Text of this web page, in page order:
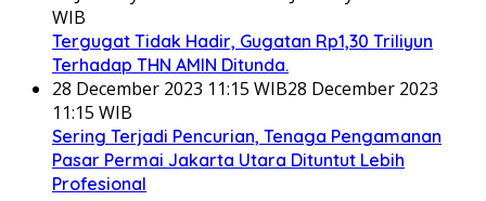
WIB
Tergugat Tidak Hadir, Gugatan Rp1,30 Triliyun
Terhadap THN AMIN Ditunda.
28 December 2023 11:15 WIB28 December 2023
11:15 WIB
Sering Terjadi Pencurian, Tenaga Pengamanan
Pasar Permai Jakarta Utara Dituntut Lebih
Profesional